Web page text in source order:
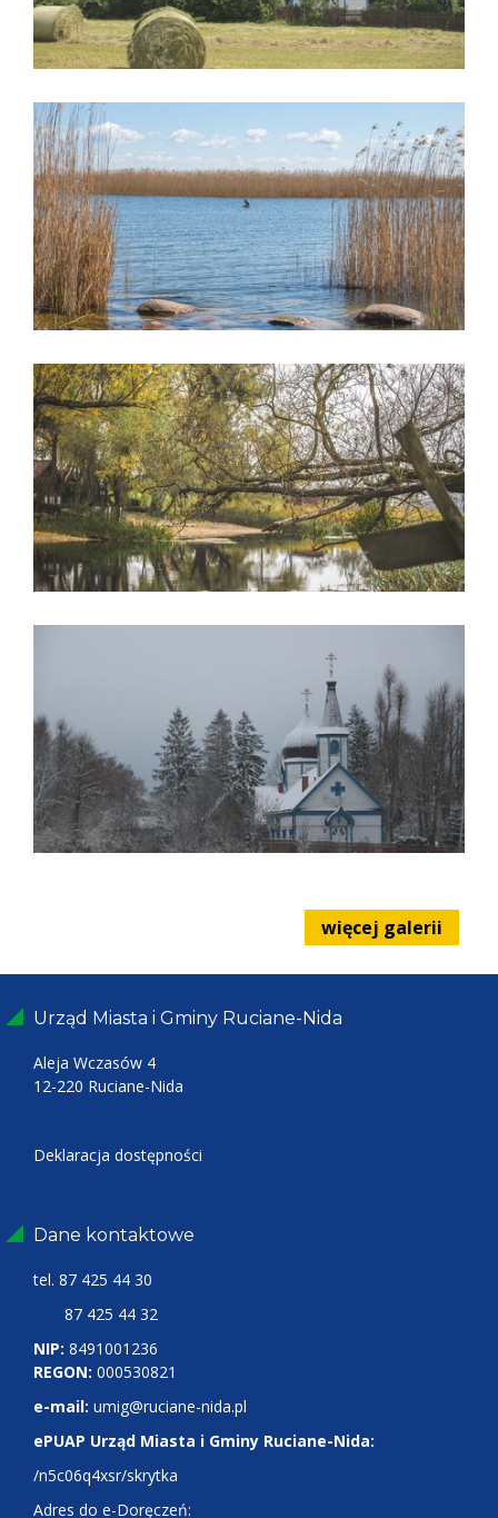
więcej galerii
Urząd Miasta i Gminy Ruciane-Nida
Aleja Wczasów 4
12-220 Ruciane-Nida
Deklaracja dostępności
Dane kontaktowe
tel. 87 425 44 30
87 425 44 32
NIP: 8491001236
REGON: 000530821
e-mail: umig@ruciane-nida.pl
ePUAP Urząd Miasta i Gminy Ruciane-Nida:
/n5c06q4xsr/skrytka
Adres do e-Doręczeń: